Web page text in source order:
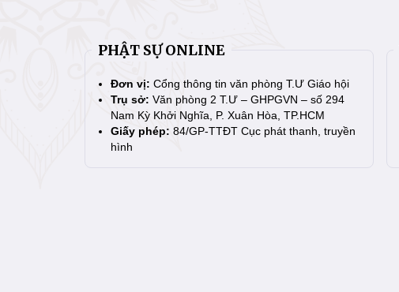
PHẬT SỰ ONLINE
Đơn vị: Cổng thông tin văn phòng T.Ư Giáo hội
Trụ sở: Văn phòng 2 T.Ư – GHPGVN – số 294
Nam Kỳ Khởi Nghĩa, P. Xuân Hòa, TP.HCM
Giấy phép: 84/GP-TTĐT Cục phát thanh, truyền
hình